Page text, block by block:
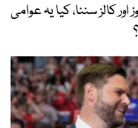
اور کالز سننا، کیا یہ عوامی